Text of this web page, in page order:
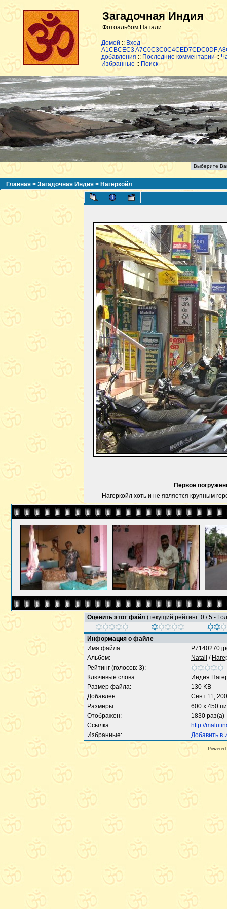
Загадочная Индия
Фотоальбом Натали
Домой :: Вход
A1CBCEC3 A7C0C3C0C4CED7CDC0DF
добавления :: Последние комментарии::
Избранные :: Поиск
Главная > Загадочная Индия > Нагеркойл
Первое
Нагеркойл хоть и не является крупным
Оценить этот файл (текущий рейтинг: 0 / 5 -
Информация о файле
Имя файла:
Альбом:
Natali /
Рейтинг (голосов: 3):
Ключевые слова:
Индия
Размер файла:
130 KB
Добавлен:
Сент 11,
Размеры:
600 x 450
Отображен:
1830 раз(а)
Ссылка:
http://
Избранные:
Добавить в